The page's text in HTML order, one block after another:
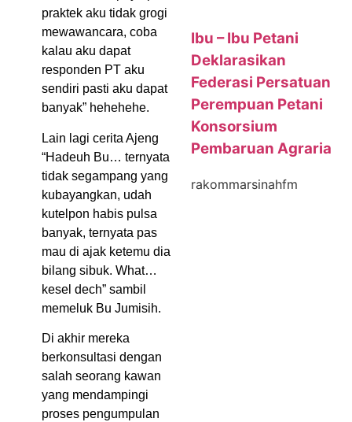
praktek aku tidak grogi
mewawancara, coba
kalau aku dapat
responden PT aku
sendiri pasti aku dapat
banyak” hehehehe.
Lain lagi cerita Ajeng
“Hadeuh Bu… ternyata
tidak segampang yang
kubayangkan, udah
kutelpon habis pulsa
banyak, ternyata pas
mau di ajak ketemu dia
bilang sibuk. What…
kesel dech” sambil
memeluk Bu Jumisih.
Di akhir mereka
berkonsultasi dengan
salah seorang kawan
yang mendampingi
proses pengumpulan
Ibu – Ibu Petani
Deklarasikan
Federasi Persatuan
Perempuan Petani
Konsorsium
Pembaruan Agraria
rakommarsinahfm